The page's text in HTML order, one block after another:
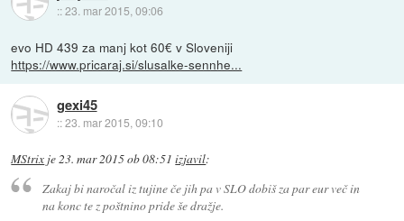
::23. mar 2015, 09:06
evo HD 439 za manj kot 60€ v Sloveniji
https://www.pricaraj.si/slusalke-sennhe...
gexi45
::23. mar 2015, 09:10
MStrix je23. mar 2015 ob 08:51 izjavil:
Zakaj bi naročal iz tujine če jih pa v SLO dobiš za par eur več in
na konc te z poštnino pride še dražje.